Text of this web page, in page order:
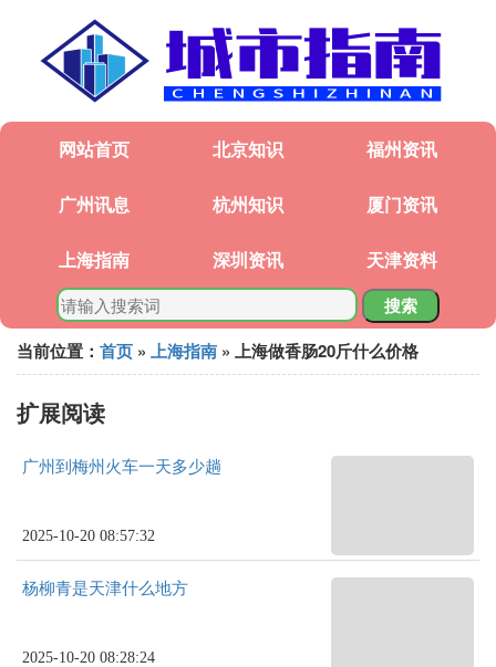
网站首页 北京知识 福州资讯
广州讯息 杭州知识 厦门资讯
上海指南 深圳资讯 天津资料
搜索
当前位置： 首页 » 上海指南 » 上海做香肠20斤什么价格
扩展阅读
广州到梅州火车一天多少趟
2025-10-20 08:57:32
杨柳青是天津什么地方
2025-10-20 08:28:24